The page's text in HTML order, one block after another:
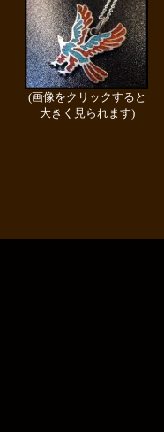
(画像をクリックすると
大きく見られます)